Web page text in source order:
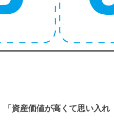
「資産価値が高くて思い入れ